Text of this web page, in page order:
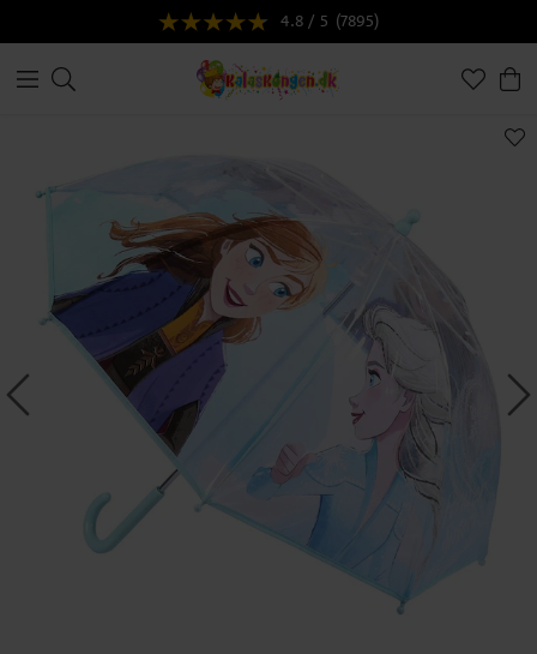
4.8 / 5 (7895)